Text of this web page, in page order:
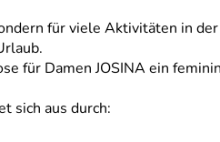
für viele Aktivitäten in
für Damen JOSINA ein
sich aus durch: